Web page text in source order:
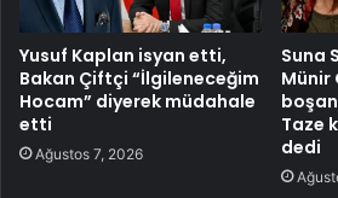
Yusuf Kaplan isyan etti,
Bakan Çiftçi “İlgileneceğim
Hocam” diyerek müdahale
etti
Ağustos 7, 2026
Suna
Münir
Taze
dedi